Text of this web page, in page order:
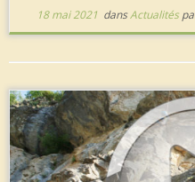
18 mai 2021 dansActualités